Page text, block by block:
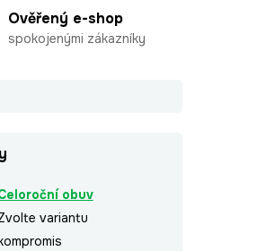
Ověřený e-shop
spokojenými zákazníky
obuv
variantu